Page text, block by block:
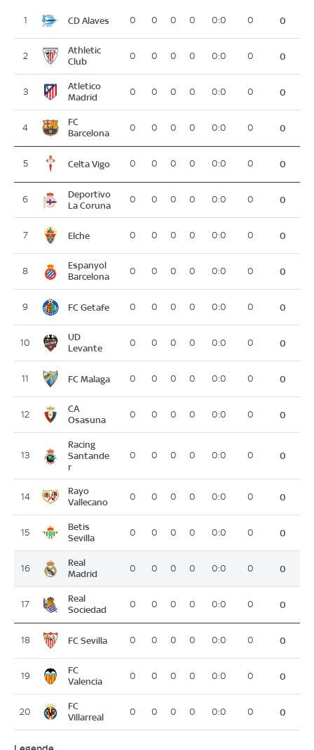
1 CD Alaves 0 0 0 0 0:0 0 0
2
Athletic
Club
0 0 0 0 0:0 0 0
3
Atletico
Madrid
0 0 0 0 0:0 0 0
4
FC
Barcelona
0 0 0 0 0:0 0 0
5 Celta Vigo 0 0 0 0 0:0 0 0
6
Deportivo
La Coruna
0 0 0 0 0:0 0 0
7 Elche 0 0 0 0 0:0 0 0
8
Espanyol
Barcelona
0 0 0 0 0:0 0 0
9 FC Getafe 0 0 0 0 0:0 0 0
10
UD
Levante
0 0 0 0 0:0 0 0
11 FC Malaga 0 0 0 0 0:0 0 0
12
CA
Osasuna
0 0 0 0 0:0 0 0
13
Racing
Santande
r
0 0 0 0 0:0 0 0
14
Rayo
Vallecano
0 0 0 0 0:0 0 0
15
Betis
Sevilla
0 0 0 0 0:0 0 0
16
Real
Madrid
0 0 0 0 0:0 0 0
17
Real
Sociedad
0 0 0 0 0:0 0 0
18 FC Sevilla 0 0 0 0 0:0 0 0
19
FC
Valencia
0 0 0 0 0:0 0 0
20
FC
Villarreal
0 0 0 0 0:0 0 0